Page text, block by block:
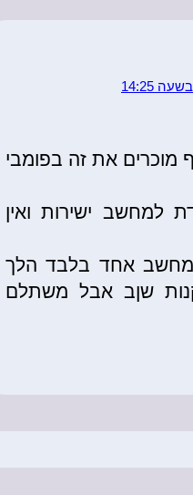
14:25
מוכרים את זה בפומבי
למחשב ישירות ואין
מחשב אחד בלבד הלך
שןב אבל משתלם